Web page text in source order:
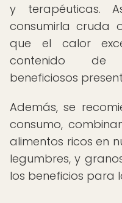
y terapéuticas.
consumirla cruda
que el calor
contenido de
beneficiosos
Además, se
consumo,
alimentos ricos en
legumbres, y
los beneficios para